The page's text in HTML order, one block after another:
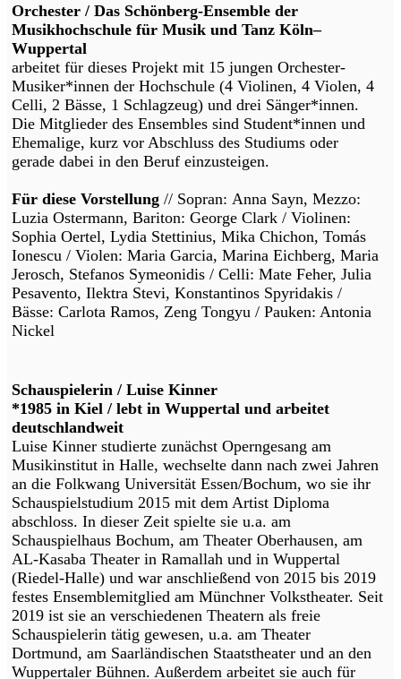
Orchester / Das Schönberg-Ensemble der
Musikhochschule für Musik und Tanz Köln–
Wuppertal
arbeitet für dieses Projekt mit 15 jungen Orchester-
Musiker*innen der Hochschule (4 Violinen, 4 Violen, 4
Celli, 2 Bässe, 1 Schlagzeug) und drei Sänger*innen.
Die Mitglieder des Ensembles sind Student*innen und
Ehemalige, kurz vor Abschluss des Studiums oder
gerade dabei in den Beruf einzusteigen.
Für diese Vorstellung // Sopran: Anna Sayn, Mezzo:
Luzia Ostermann, Bariton: George Clark / Violinen:
Sophia Oertel, Lydia Stettinius, Mika Chichon, Tomás
Ionescu / Violen: Maria Garcia, Marina Eichberg, Maria
Jerosch, Stefanos Symeonidis / Celli: Mate Feher, Julia
Pesavento, Ilektra Stevi, Konstantinos Spyridakis /
Bässe: Carlota Ramos, Zeng Tongyu / Pauken: Antonia
Nickel
Schauspielerin / Luise Kinner
*1985 in Kiel / lebt in Wuppertal und arbeitet
deutschlandweit
Luise Kinner studierte zunächst Operngesang am
Musikinstitut in Halle, wechselte dann nach zwei Jahren
an die Folkwang Universität Essen/Bochum, wo sie ihr
Schauspielstudium 2015 mit dem Artist Diploma
abschloss. In dieser Zeit spielte sie u.a. am
Schauspielhaus Bochum, am Theater Oberhausen, am
AL-Kasaba Theater in Ramallah und in Wuppertal
(Riedel-Halle) und war anschließend von 2015 bis 2019
festes Ensemblemitglied am Münchner Volkstheater. Seit
2019 ist sie an verschiedenen Theatern als freie
Schauspielerin tätig gewesen, u.a. am Theater
Dortmund, am Saarländischen Staatstheater und an den
Wuppertaler Bühnen. Außerdem arbeitet sie auch für